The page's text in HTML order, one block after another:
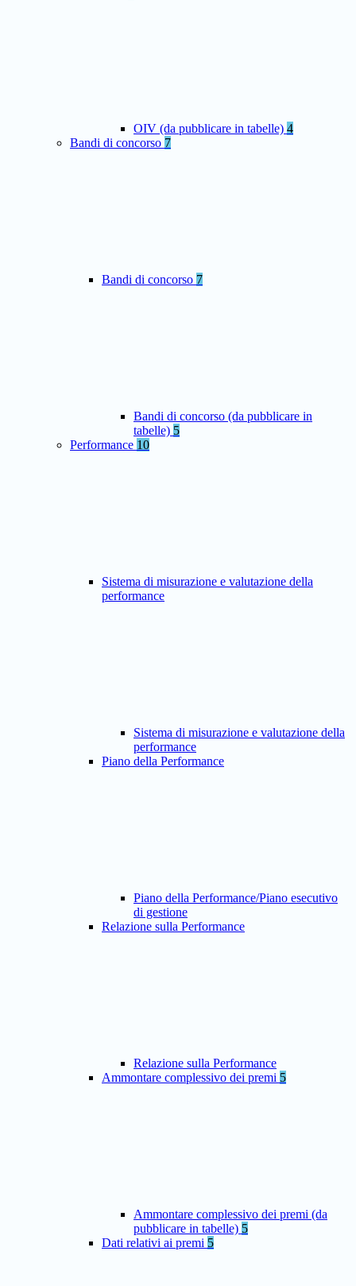
OIV (da pubblicare in tabelle) 4
Bandi di concorso 7
Bandi di concorso 7
Bandi di concorso (da pubblicare in
tabelle) 5
Performance 10
Sistema di misurazione e valutazione della
performance
Sistema di misurazione e valutazione della
performance
Piano della Performance
Piano della Performance/Piano esecutivo
di gestione
Relazione sulla Performance
Relazione sulla Performance
Ammontare complessivo dei premi 5
Ammontare complessivo dei premi (da
pubblicare in tabelle) 5
Dati relativi ai premi 5